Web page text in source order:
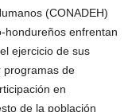
(CONADEH)
hondureños enfrentan
ejercicio de sus
programas de
en
de la población